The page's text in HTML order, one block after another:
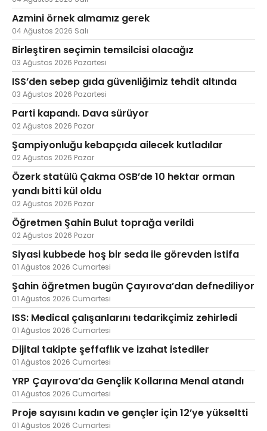
Azmini örnek almamız gerek
04 Ağustos 2026 Salı
Birleştiren seçimin temsilcisi olacağız
03 Ağustos 2026 Pazartesi
ISS’den sebep gıda güvenliğimiz tehdit altında
03 Ağustos 2026 Pazartesi
Parti kapandı. Dava sürüyor
02 Ağustos 2026 Pazar
Şampiyonluğu kebapçıda ailecek kutladılar
02 Ağustos 2026 Pazar
Özerk statülü Çakma OSB’de 10 hektar orman
yandı bitti kül oldu
02 Ağustos 2026 Pazar
Öğretmen Şahin Bulut toprağa verildi
02 Ağustos 2026 Pazar
Siyasi kubbede hoş bir seda ile görevden istifa
01 Ağustos 2026 Cumartesi
Şahin öğretmen bugün Çayırova’dan defnediliyor
01 Ağustos 2026 Cumartesi
ISS: Medical çalışanlarını tedarikçimiz zehirledi
01 Ağustos 2026 Cumartesi
Dijital takipte şeffaflık ve izahat istediler
01 Ağustos 2026 Cumartesi
YRP Çayırova’da Gençlik Kollarına Menal atandı
01 Ağustos 2026 Cumartesi
Proje sayısını kadın ve gençler için 12’ye yükseltti
01 Ağustos 2026 Cumartesi